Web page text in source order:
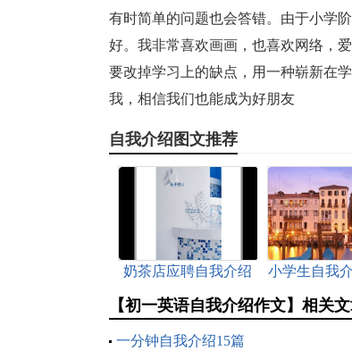
有时简单的问题也会答错。由于小学
好。我非常喜欢画画，也喜欢网络，
要改掉学习上的缺点，用一种崭新在
我，相信我们也能成为好朋友
自我介绍图文推荐
奶茶店应聘自我介绍 小学生自我
【初一英语自我介绍作文】相关文
一分钟自我介绍15篇